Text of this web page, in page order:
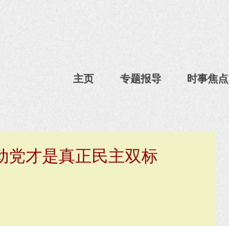
主页 专题报导 时事焦点
党才是真正民主双标